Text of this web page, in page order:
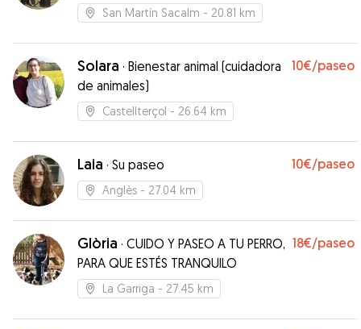
SelvaSan Martín Sacalm - 20.81 km
Solara · Bienestar animal (cuidadora
de animales)
10€/paseo
Castellterçol - 26.64 km
Laia · Su paseo 10€/paseo
Anglès - 27.04 km
Glòria · CUIDO Y PASEO A TU PERRO,
PARA QUE ESTÉS TRANQUILO
18€/paseo
La Garriga - 27.45 km